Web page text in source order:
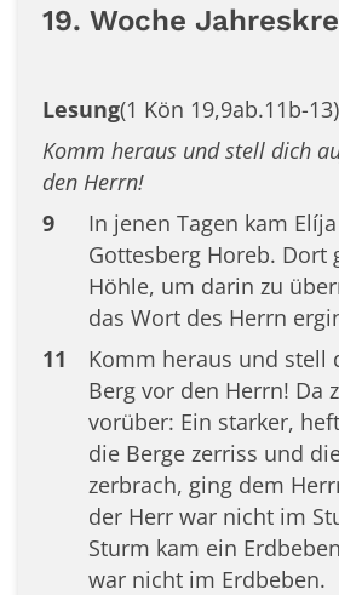
19. Woche
Lesung(1 Kön 19,9ab.11b-13)
Komm heraus und stell dich
den Herrn!
9
In jenen Tagen kam
Gottesberg Horeb. Dort
Höhle, um darin zu
das Wort des Herrn
11
Komm heraus und stell
Berg vor den Herrn! Da
vorüber: Ein starker,
die Berge zerriss und
zerbrach, ging dem
der Herr war nicht im
Sturm kam ein
war nicht im Erdbeben.